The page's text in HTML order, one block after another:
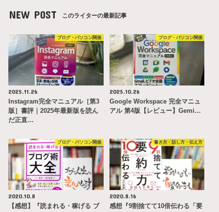
NEW POST このライターの最新記事
ブログ・パソコン関係
2025.11.26
Instagram完全マニュアル［第3
版］書評｜2025年最新版を読ん
だ正直…
ブログ・パソコン関係
2025.10.26
Google Workspace 完全マニュ
アル 第4版【レビュー】Gemi…
ブログ・パソコン関係
2020.10.8
【感想】『読まれる・稼げる ブ
書き方・話し方・伝え方
2020.8.16
感想『9割捨てて10倍伝わる「要